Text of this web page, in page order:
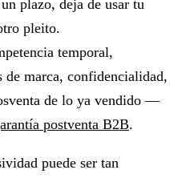
plazo, deja de usar tu
pleito.
temporal,
de marca, confidencialidad,
de lo ya vendido —
postventa B2B.
puede ser tan